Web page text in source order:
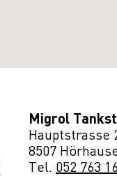
Migrol
Hauptstrasse
8507
Tel. 052 763